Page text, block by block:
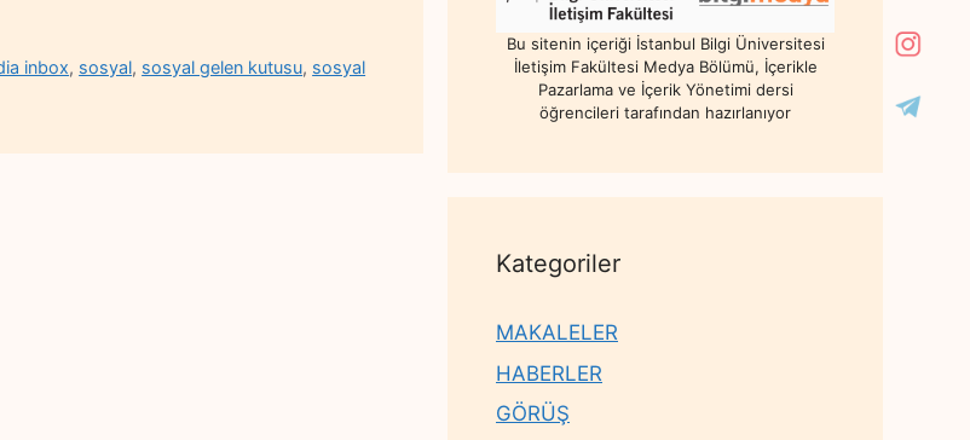
inbox, sosyal, sosyal gelen kutusu, sosyal
Bu sitenin içeriği İstanbul Bilgi Üniversitesi
İletişim Fakültesi Medya Bölümü, İçerikle
Pazarlama ve İçerik Yönetimi dersi
öğrencileri tarafından hazırlanıyor
Kategoriler
MAKALELER
HABERLER
GÖRÜŞ